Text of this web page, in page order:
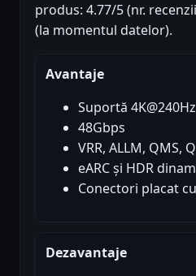
produs: 4.77/5 (nr.
(la momentul datelor).
Avantaje
Suportă 4K@240Hz
48Gbps
VRR, ALLM, QMS,
eARC și HDR
Conectori placat
Dezavantaje